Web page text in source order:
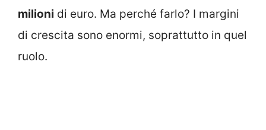
milioni di euro. Ma perché farlo? I margini
di crescita sono enormi, soprattutto in quel
ruolo.